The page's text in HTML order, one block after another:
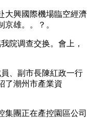
興國際機場臨空經濟
雄。。？。
调查交换。會上，
、副市長陳紅政一行
了潮州市產業資
團正在產控園區公司